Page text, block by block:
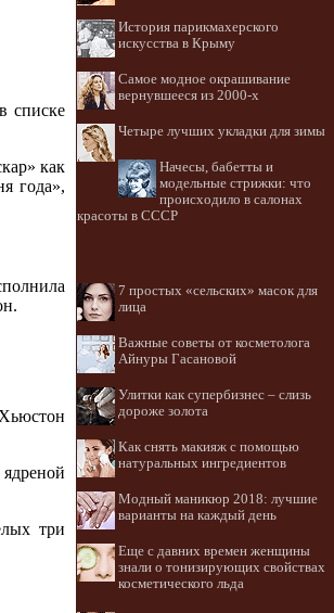
списке
как
года»,
три
История парикмахерского
искусства в Крыму
Самое модное окрашивание
вернувшееся из 2000-х
Четыре лучших укладки для зимы
Начесы, бабетты и
модельные стрижки: что
происходило в салонах
красоты в СССР
7 простых «сельских» масок для
лица
Важные советы от косметолога
Айнуры Гасановой
Улитки как супербизнес – слизь
дороже золота
Как снять макияж с помощью
натуральных ингредиентов
Модный маникюр 2018: лучшие
варианты на каждый день
Еще с давних времен женщины
знали о тонизирующих свойствах
косметического льда